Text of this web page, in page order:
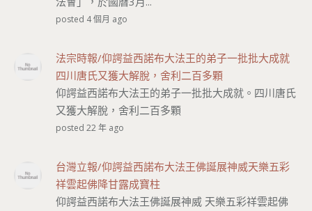
posted 4 個月 ago
法宗時報/仰諤益西諾布大法王的弟子一批批大成就
四川唐氏又獲大解脫，舍利二百多顆
仰諤益西諾布大法王的弟子一批批大成就。四川唐氏
又獲大解脫，舍利二百多顆
posted 22 年 ago
台灣立報/仰諤益西諾布大法王佛誕展神威天樂五彩
祥雲起佛降甘露成寶柱
仰諤益西諾布大法王佛誕展神威 天樂五彩祥雲起佛